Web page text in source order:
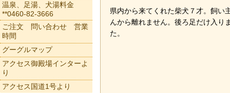
県内から来てくれた柴犬７才。飼い
んから離れません。後ろ足だけ入り
た。
温泉、足湯、犬湯料金
**0460-82-3666
ご注文 問い合わせ 営業
時間
グーグルマップ
アクセス御殿場インターよ
り
アクセス国道1号より